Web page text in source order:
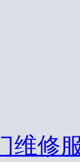
维修